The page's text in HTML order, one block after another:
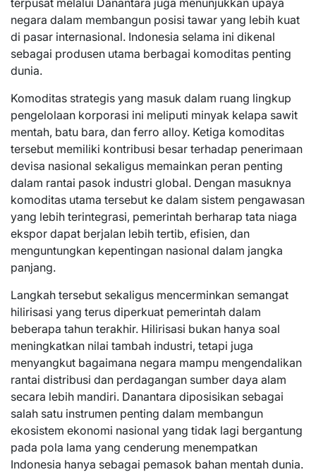
terpusat melalui Danantara juga menunjukkan upaya
negara dalam membangun posisi tawar yang lebih kuat
di pasar internasional. Indonesia selama ini dikenal
sebagai produsen utama berbagai komoditas penting
dunia.
Komoditas strategis yang masuk dalam ruang lingkup
pengelolaan korporasi ini meliputi minyak kelapa sawit
mentah, batu bara, dan ferro alloy. Ketiga komoditas
tersebut memiliki kontribusi besar terhadap penerimaan
devisa nasional sekaligus memainkan peran penting
dalam rantai pasok industri global. Dengan masuknya
komoditas utama tersebut ke dalam sistem pengawasan
yang lebih terintegrasi, pemerintah berharap tata niaga
ekspor dapat berjalan lebih tertib, efisien, dan
menguntungkan kepentingan nasional dalam jangka
panjang.
Langkah tersebut sekaligus mencerminkan semangat
hilirisasi yang terus diperkuat pemerintah dalam
beberapa tahun terakhir. Hilirisasi bukan hanya soal
meningkatkan nilai tambah industri, tetapi juga
menyangkut bagaimana negara mampu mengendalikan
rantai distribusi dan perdagangan sumber daya alam
secara lebih mandiri. Danantara diposisikan sebagai
salah satu instrumen penting dalam membangun
ekosistem ekonomi nasional yang tidak lagi bergantung
pada pola lama yang cenderung menempatkan
Indonesia hanya sebagai pemasok bahan mentah dunia.